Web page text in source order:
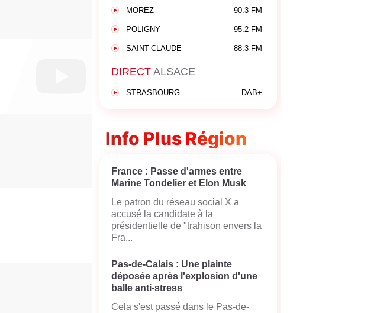
MOREZ 90.3 FM
POLIGNY 95.2 FM
SAINT-CLAUDE 88.3 FM
DIRECTALSACE
STRASBOURG DAB+
Info Plus Région
France : Passe d'armes entre
Marine Tondelier et Elon Musk
Le patron du réseau social X a
accusé la candidate à la
présidentielle de "trahison envers la
Fra...
Pas-de-Calais : Une plainte
déposée après l'explosion d'une
balle anti-stress
Cela s'est passé dans le Pas-de-